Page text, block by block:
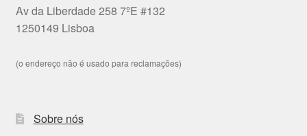
Av da Liberdade 258 7ºE #132
1250149 Lisboa
(o endereço não é usado para reclamações)
Sobre nós